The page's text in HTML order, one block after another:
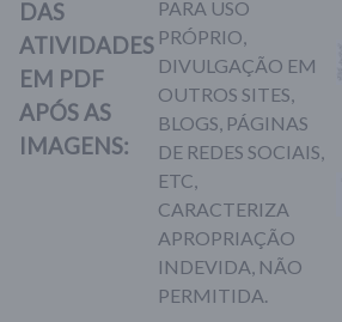
DAS
ATIVIDADES
EM PDF
APÓS AS
IMAGENS:
PARA USO
PRÓPRIO,
DIVULGAÇÃO EM
OUTROS SITES,
BLOGS, PÁGINAS
DE REDES SOCIAIS,
ETC,
CARACTERIZA
APROPRIAÇÃO
INDEVIDA, NÃO
PERMITIDA.